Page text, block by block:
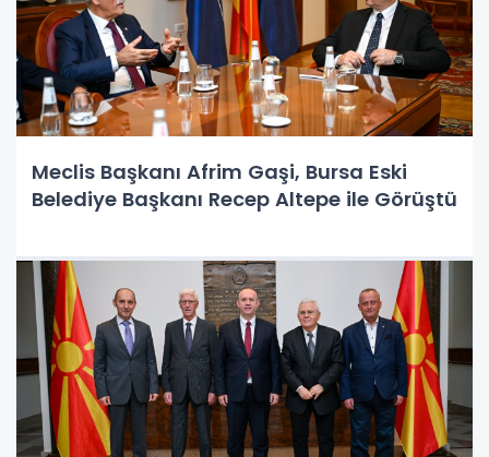
Meclis Başkanı Afrim Gaşi, Bursa Eski
Belediye Başkanı Recep Altepe ile Görüştü